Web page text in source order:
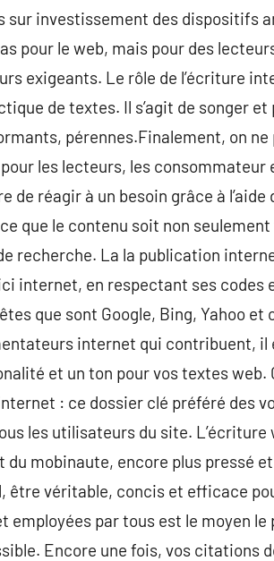
sur investissement des dispositifs
pour le web, mais pour des
exigeants. Le rôle de l’écriture
de textes. Il s’agit de songer
pérennes.Finalement, on ne
les lecteurs, les
de réagir à un besoin grâce à l’aide
que le contenu soit non
recherche. La la publication
internet, en respectant ses codes
que sont Google, Bing, Yahoo et
internet qui contribuent, il
et un ton pour vos textes web.
: ce dossier clé préféré des
les utilisateurs du site. L’écriture
du mobinaute, encore plus pressé
être véritable, concis et efficace
par tous est le moyen le
Encore une fois, vos citations